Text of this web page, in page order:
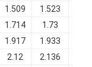
1.509 1.523
1.714 1.73
1.917 1.933
2.12 2.136